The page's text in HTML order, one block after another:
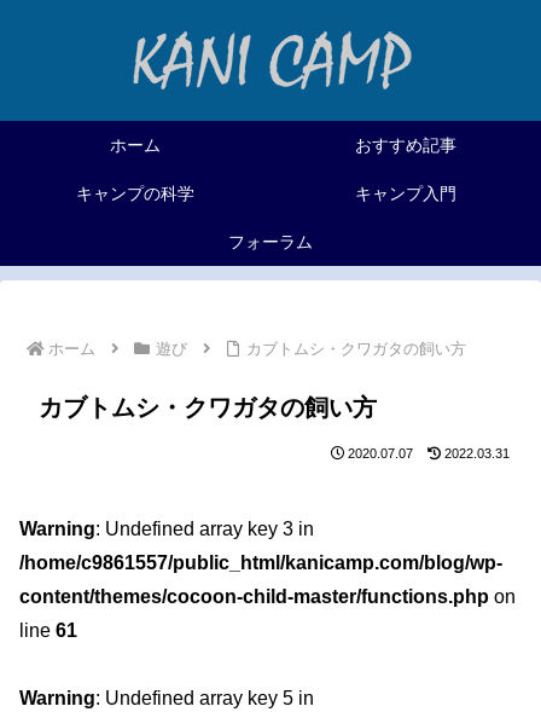
ホーム おすすめ記事
キャンプの科学 キャンプ入門
フォーラム
ホーム 遊び カブトムシ・クワガタの飼い方
カブトムシ・クワガタの飼い方
2020.07.07 2022.03.31
Warning: Undefined array key 3 in
/home/c9861557/public_html/kanicamp.com/blog/wp-
content/themes/cocoon-child-master/functions.php on
line 61
Warning: Undefined array key 5 in